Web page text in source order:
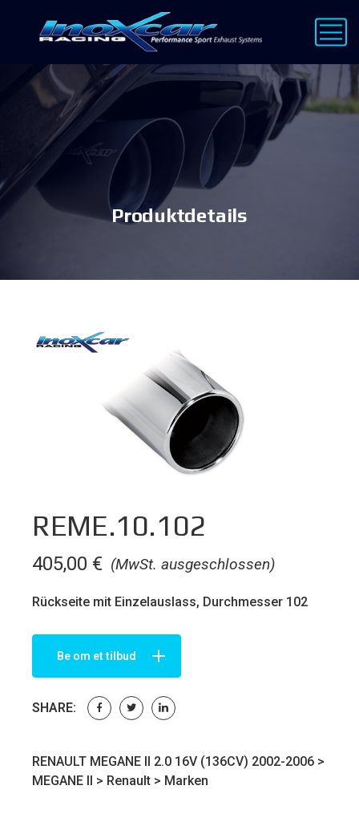
Produktdetails
REME.10.102
(MwSt. ausgeschlossen)
405,00 €
Rückseite mit Einzelauslass, Durchmesser 102
Be om et tilbud
SHARE:
RENAULT MEGANE II 2.0 16V (136CV) 2002-2006 >
MEGANE II > Renault > Marken